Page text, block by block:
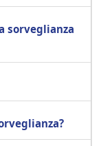
sorveglianza